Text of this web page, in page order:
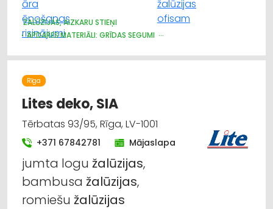
ŽALŪZIJAS, AIZKARU STIEŅI
APDARES MATERIĀLI: GRĪDAS SEGUMI
Rīga
Lites deko, SIA
Tērbatas 93/95, Rīga, LV-1001
+371 67842781 Mājaslapa
jumta logu žalūzijas,
bambusa žalūzijas,
romiešu žalūzijas